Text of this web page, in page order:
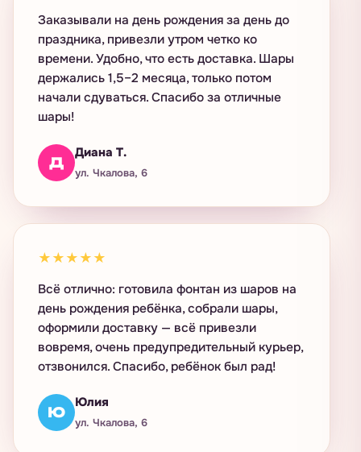
Заказывали на день рождения за день до
праздника, привезли утром четко ко
времени. Удобно, что есть доставка. Шары
держались 1,5–2 месяца, только потом
начали сдуваться. Спасибо за отличные
шары!
Д
Диана Т.
ул. Чкалова, 6
★★★★★
Всё отлично: готовила фонтан из шаров на
день рождения ребёнка, собрали шары,
оформили доставку — всё привезли
вовремя, очень предупредительный курьер,
отзвонился. Спасибо, ребёнок был рад!
Ю
Юлия
ул. Чкалова, 6